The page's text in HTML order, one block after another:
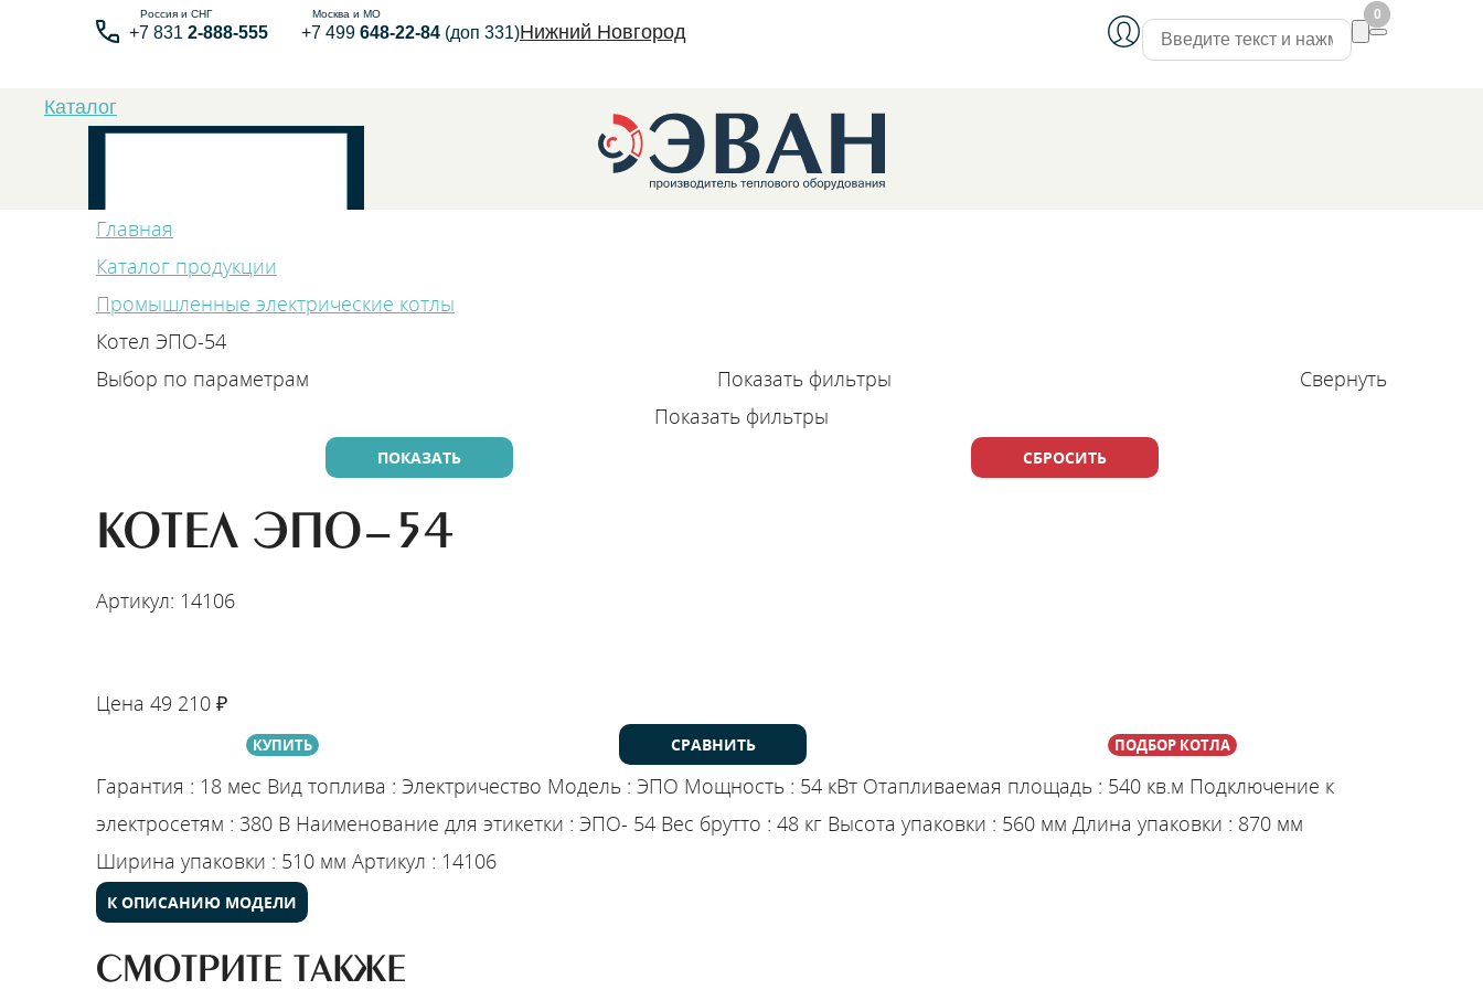
+7 831 2-888-555 +7 499 648-22-84 (доп 331)Нижний Новгород
0
0
Каталог
Промышленные электрические котлы
Главная
Каталог продукции
Промышленные электрические котлы
Котел ЭПО-54
Выбор по параметрам
Показать фильтры
Свернуть
Показать фильтры
КОТЕЛ ЭПО-54
Артикул: 14106
Цена 49 210 ₽
КУПИТЬ СРАВНИТЬ ПОДБОР КОТЛА
Гарантия : 18 мес Вид топлива : Электричество Модель : ЭПО Мощность : 54 кВт Отапливаемая площадь : 540 кв.м Подключение к
электросетям : 380 В Наименование для этикетки : ЭПО- 54 Вес брутто : 48 кг Высота упаковки : 560 мм Длина упаковки : 870 мм
Ширина упаковки : 510 мм Артикул : 14106
К ОПИСАНИЮ МОДЕЛИ
СМОТРИТЕ ТАКЖЕ